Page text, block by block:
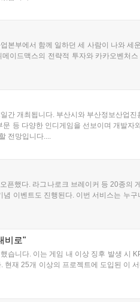
부에서 함께 일하던 세 사람이 나와 세
이드맥스의 전략적 투자와 카카오벤처
개최됩니다. 부산시와 부산정보산업
등 다양한 인디게임을 선보이며 개발자
전망입니다....
픈했다. 라그나로크 브레이커 등 20종의
이벤트도 진행된다. 이번 서비스는 누
비로"
니다. 이는 게임 내 이상 징후 발생 시
재 25개 이상의 프로젝트에 도입된 이